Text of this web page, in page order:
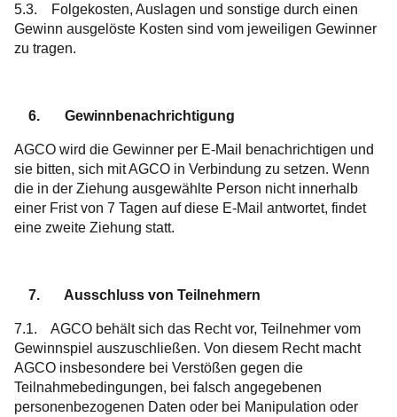
5.3. Folgekosten, Auslagen und sonstige durch einen
Gewinn ausgelöste Kosten sind vom jeweiligen Gewinner
zu tragen.
6. Gewinnbenachrichtigung
AGCO wird die Gewinner per E-Mail benachrichtigen und
sie bitten, sich mit AGCO in Verbindung zu setzen. Wenn
die in der Ziehung ausgewählte Person nicht innerhalb
einer Frist von 7 Tagen auf diese E-Mail antwortet, findet
eine zweite Ziehung statt.
7. Ausschluss von Teilnehmern
7.1. AGCO behält sich das Recht vor, Teilnehmer vom
Gewinnspiel auszuschließen. Von diesem Recht macht
AGCO insbesondere bei Verstößen gegen die
Teilnahmebedingungen, bei falsch angegebenen
personenbezogenen Daten oder bei Manipulation oder